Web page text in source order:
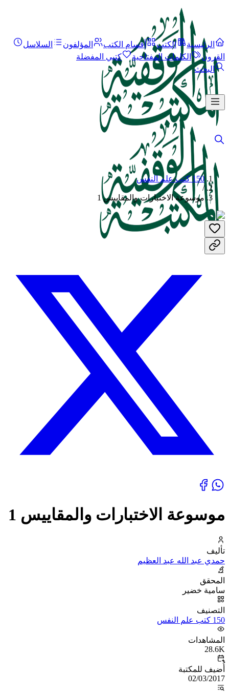
الرئيسية الكتب أقسام الكتب المؤلفون
السلاسل
القرون
الكلمات المفتاحية
كتبي المفضلة
البحث
150 كتب علم النفس
/
موسوعة الاختبارات والمقاييس 1
موسوعة الاختبارات والمقاييس 1
تأليف
حمدي عبد الله عبد العظيم
المحقق
سامية خضير
التصنيف
150 كتب علم النفس
المشاهدات
28.6K
أُضيف للمكتبة
02/03/2017